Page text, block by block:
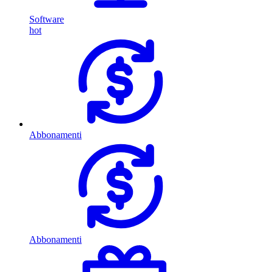
Software
hot
Abbonamenti
Abbonamenti